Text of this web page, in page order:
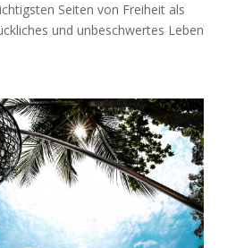
Seiten von Freiheit als
und unbeschwertes Leben